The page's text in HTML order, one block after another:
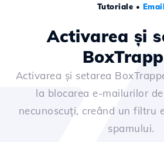
Tutoriale • Email
Activarea şi
Activarea și setarea
la blocarea e-mailurilor
necunoscuți, creând un filtru
spamului.